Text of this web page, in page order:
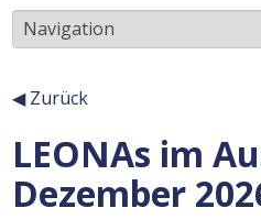
Unterseiten
◀ Zurück
Inhalt
LEONAs im
Dezember